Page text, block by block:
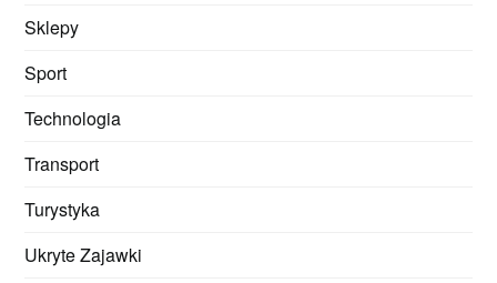
Sklepy
Sport
Technologia
Transport
Turystyka
Ukryte Zajawki